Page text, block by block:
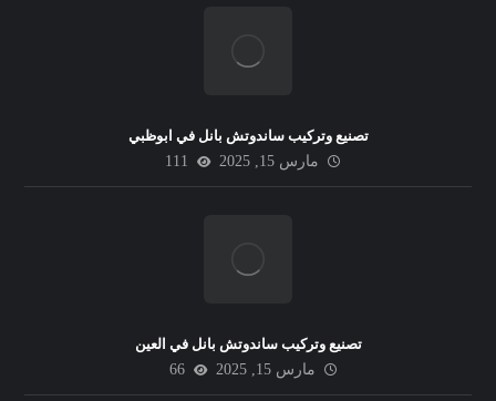
تصنيع وتركيب ساندوتش بانل في ابوظبي
مارس 15, 2025
111
تصنيع وتركيب ساندوتش بانل في العين
مارس 15, 2025
66